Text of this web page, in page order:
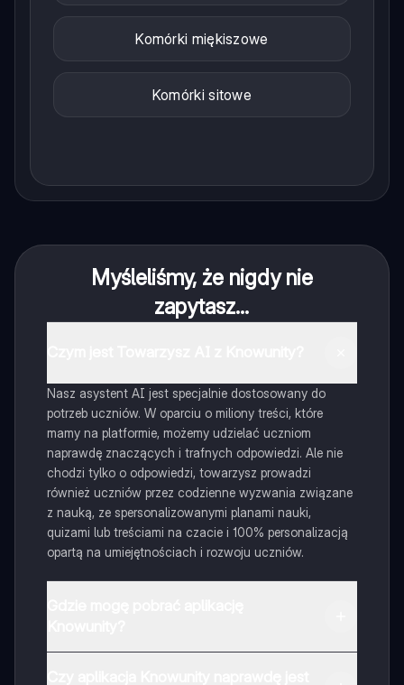
Komórki miękiszowe
Komórki sitowe
Myśleliśmy, że nigdy nie
zapytasz...
Nasz asystent AI jest specjalnie dostosowany do
potrzeb uczniów. W oparciu o miliony treści, które
mamy na platformie, możemy udzielać uczniom
naprawdę znaczących i trafnych odpowiedzi. Ale nie
chodzi tylko o odpowiedzi, towarzysz prowadzi
również uczniów przez codzienne wyzwania związane
z nauką, ze spersonalizowanymi planami nauki,
quizami lub treściami na czacie i 100% personalizacją
opartą na umiejętnościach i rozwoju uczniów.